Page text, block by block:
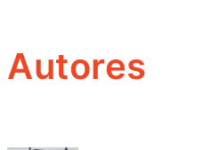
Autores